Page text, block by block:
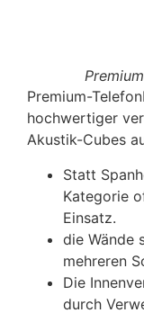
Premium-
hochwertiger
Akustik-Cubes
Statt
Kategorie
Einsatz.
die Wände
mehreren
Die
durch